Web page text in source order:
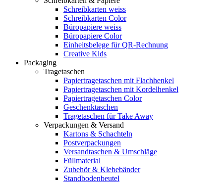
Schreibkarten weiss
Schreibkarten Color
Büropapiere weiss
Büropapiere Color
Einheitsbelege für QR-Rechnung
Creative Kids
Packaging
Tragetaschen
Papiertragetaschen mit Flachhenkel
Papiertragetaschen mit Kordelhenkel
Papiertragetaschen Color
Geschenktaschen
Tragetaschen für Take Away
Verpackungen & Versand
Kartons & Schachteln
Postverpackungen
Versandtaschen & Umschläge
Füllmaterial
Zubehör & Klebebänder
Standbodenbeutel